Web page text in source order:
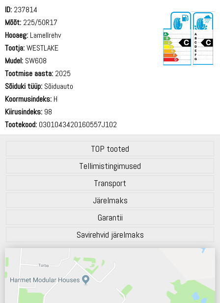
ID: 237814
Mõõt: 225/50R17
Hooaeg: Lamellrehv
Tootja:WESTLAKE
Mudel: SW608
Tootmise aasta: 2025
Sõiduki tüüp: Sõiduauto
Koormusindeks: H
Kiirusindeks: 98
Tootekood: 0301043420160557J102
TOP tooted
Tellimistingimused
Transport
Järelmaks
Garantii
Savirehvid järelmaks